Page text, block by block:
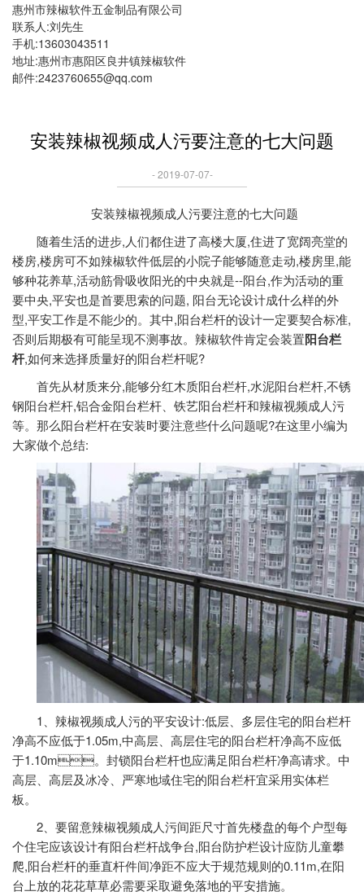
惠州市辣椒软件五金制品有限公司
联系人:刘先生
手机:13603043511
地址:惠州市惠阳区良井镇辣椒软件
邮件:2423760655@qq.com
安装辣椒视频成人污要注意的七大问题
- 2019-07-07-
安装辣椒视频成人污要注意的七大问题
随着生活的进步,人们都住进了高楼大厦,住进了宽阔亮堂的
楼房,楼房可不如辣椒软件低层的小院子能够随意走动,楼房里,能
够种花养草,活动筋骨吸收阳光的中央就是--阳台,作为活动的重
要中央,平安也是首要思索的问题, 阳台无论设计成什么样的外
型,平安工作是不能少的。其中,阳台栏杆的设计一定要契合标准,
否则后期极有可能呈现不测事故。辣椒软件肯定会装置阳台栏
杆,如何来选择质量好的阳台栏杆呢?
首先从材质来分,能够分红木质阳台栏杆,水泥阳台栏杆,不锈
钢阳台栏杆,铝合金阳台栏杆、铁艺阳台栏杆和辣椒视频成人污
等。那么阳台栏杆在安装时要注意些什么问题呢?在这里小编为
大家做个总结:
1、辣椒视频成人污的平安设计:低层、多层住宅的阳台栏杆
净高不应低于1.05m,中高层、高层住宅的阳台栏杆净高不应低
于1.10m。封锁阳台栏杆也应满足阳台栏杆净高请求。中
高层、高层及冰冷、严寒地域住宅的阳台栏杆宜采用实体栏
板。
2、要留意辣椒视频成人污间距尺寸首先楼盘的每个户型每
个住宅应该设计有阳台栏杆战争台,阳台防护栏设计应防儿童攀
爬,阳台栏杆的垂直杆件间净距不应大于规范规则的0.11m,在阳
台上放的花花草草必需要采取避免落地的平安措施。